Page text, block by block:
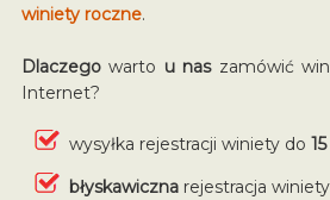
winiety roczne.
Dlaczegowarto u naszamówić
Internet?
wysyłka rejestracji winiety do
błyskawicznarejestracja winiety